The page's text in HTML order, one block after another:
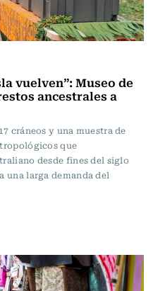
vuelven”: Museo de
ancestrales a
cráneos y una muestra de
que
desde fines del siglo
una larga demanda del